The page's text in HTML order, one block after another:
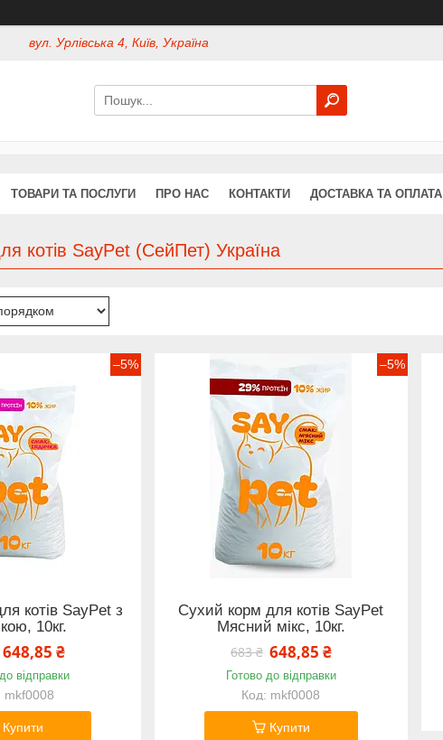
вул. Урлівська 4, Київ, Україна
ТОВАРИ ТА ПОСЛУГИ ПРО НАС КОНТАКТИ ДОСТАВКА ТА ОПЛАТА
котів SayPet (СейПет) Україна
–5%
котів SayPet з
10кг.
648,85 ₴
відправки
mkf0008
Купити
–5%
Сухий корм для котів SayPet
Мясний мікс, 10кг.
683 ₴ 648,85 ₴
Готово до відправки
mkf0008
Купити